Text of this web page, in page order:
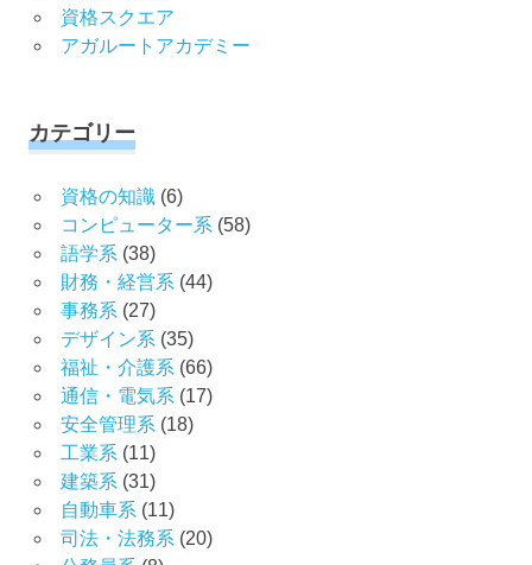
資格スクエア
アガルートアカデミー
カテゴリー
資格の知識(6)
コンピューター系 (58)
語学系 (38)
財務・経営系 (44)
事務系 (27)
デザイン系 (35)
福祉・介護系 (66)
通信・電気系 (17)
安全管理系 (18)
工業系 (11)
建築系 (31)
自動車系 (11)
司法・法務系 (20)